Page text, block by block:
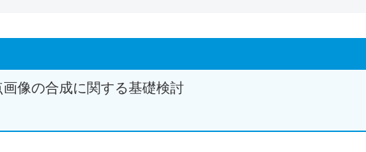
像の合成に関する基礎検討